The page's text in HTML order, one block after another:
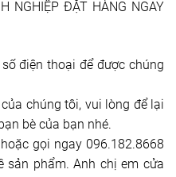
NGHIỆP ĐẶT HÀNG NGAY
điện thoại để được chúng
chúng tôi, vui lòng để lại
bè của bạn nhé.
gọi ngay 096.182.8668
sản phẩm. Anh chị em cửa